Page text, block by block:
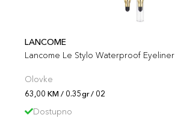
LANCOME
Lancome Le Stylo Waterproof Eyeliner
Olovke
63,00 KM / 0.35gr / 02
Dostupno